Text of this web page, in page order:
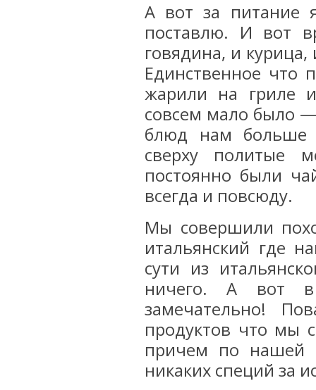
А вот за питание
поставлю. И вот
говядина, и
Единственное что
жарили на гриле
совсем мало было
блюд нам больше
сверху политые
постоянно были
всегда и повсюду.
Мы совершили
итальянский где
сути из
ничего. А вот в
замечательно!
продуктов что мы
причем по нашей
никаких специй за